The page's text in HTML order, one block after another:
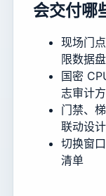
会交付哪
现场门
限数据
国密
志审计
门禁、
联动设计
切换窗
清单